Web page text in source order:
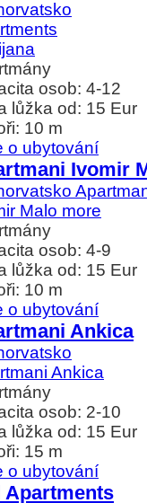
osob: 4-12
lůžka od: 15 Eur
10 m
o ubytování
Ivomir
osob: 4-9
lůžka od: 15 Eur
10 m
o ubytování
Ankica
osob: 2-10
lůžka od: 15 Eur
15 m
o ubytování
Apartments